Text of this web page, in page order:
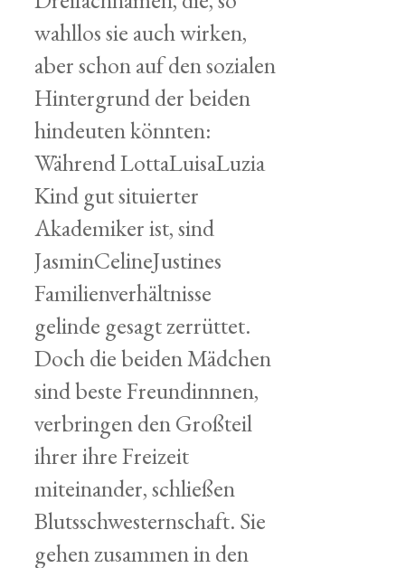
wahllos sie auch wirken,
aber schon auf den sozialen
Hintergrund der beiden
hindeuten könnten:
Während LottaLuisaLuzia
Kind gut situierter
Akademiker ist, sind
JasminCelineJustines
Familienverhältnisse
gelinde gesagt zerrüttet.
Doch die beiden Mädchen
sind beste Freundinnnen,
verbringen den Großteil
ihrer ihre Freizeit
miteinander, schließen
Blutsschwesternschaft. Sie
gehen zusammen in den